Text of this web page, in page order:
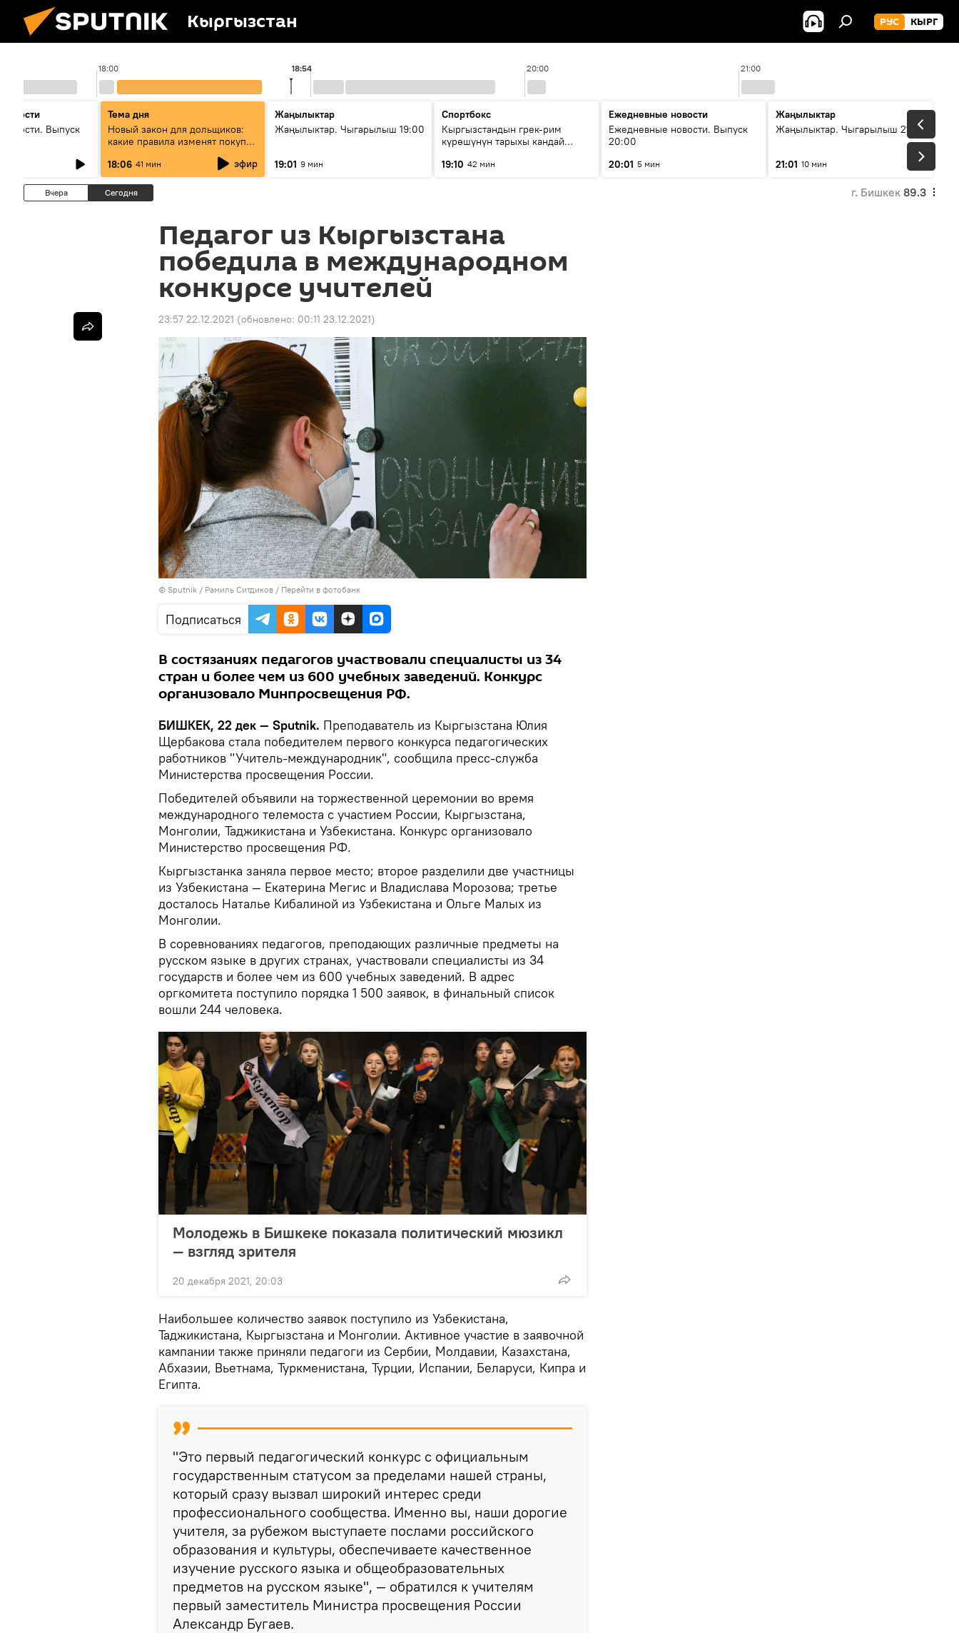
Кыргызстан РУС КЫРГ
18:00 20:00 21:00
18:54
Выпуск
Тема дня
Новый закон для дольщиков:
какие правила изменят покупку
18:06 41 мин эфир
Жаңылыктар
Жаңылыктар. Чыгарылыш 19:00
19:01 9 мин
Спортбокс
Кыргызстандын грек-рим
күрөшүнүн тарыхы кандай
19:10 42 мин
Ежедневные новости
Ежедневные новости. Выпуск
20:00
20:01 5 мин
Жаңылыктар
Жаңылыктар. Чыгарылыш 21:00
21:01 10 мин
Вчера Сегодня г. Бишкек 89.3
Педагог из Кыргызстана
победила в международном
конкурсе учителей
23:57 22.12.2021 (обновлено: 00:11 23.12.2021)
© Sputnik / Рамиль Ситдиков / Перейти в фотобанк
Подписаться
В состязаниях педагогов участвовали специалисты из 34
стран и более чем из 600 учебных заведений. Конкурс
организовало Минпросвещения РФ.
БИШКЕК, 22 дек — Sputnik. Преподаватель из Кыргызстана Юлия
Щербакова стала победителем первого конкурса педагогических
работников "Учитель-международник", сообщила пресс-служба
Министерства просвещения России.
Победителей объявили на торжественной церемонии во время
международного телемоста с участием России, Кыргызстана,
Монголии, Таджикистана и Узбекистана. Конкурс организовало
Министерство просвещения РФ.
Кыргызстанка заняла первое место; второе разделили две участницы
из Узбекистана — Екатерина Мегис и Владислава Морозова; третье
досталось Наталье Кибалиной из Узбекистана и Ольге Малых из
Монголии.
В соревнованиях педагогов, преподающих различные предметы на
русском языке в других странах, участвовали специалисты из 34
государств и более чем из 600 учебных заведений. В адрес
оргкомитета поступило порядка 1 500 заявок, в финальный список
вошли 244 человека.
Молодежь в Бишкеке показала политический мюзикл
— взгляд зрителя
20 декабря 2021, 20:03
Наибольшее количество заявок поступило из Узбекистана,
Таджикистана, Кыргызстана и Монголии. Активное участие в заявочной
кампании также приняли педагоги из Сербии, Молдавии, Казахстана,
Абхазии, Вьетнама, Туркменистана, Турции, Испании, Беларуси, Кипра и
Египта.
"Это первый педагогический конкурс с официальным
государственным статусом за пределами нашей страны,
который сразу вызвал широкий интерес среди
профессионального сообщества. Именно вы, наши дорогие
учителя, за рубежом выступаете послами российского
образования и культуры, обеспечиваете качественное
изучение русского языка и общеобразовательных
предметов на русском языке", — обратился к учителям
первый заместитель Министра просвещения России
Александр Бугаев.